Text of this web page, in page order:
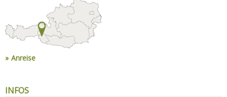
Anreise
INFOS